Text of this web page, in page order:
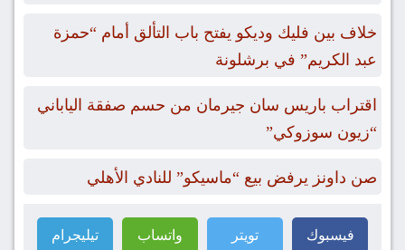
خلاف بين فليك وديكو يفتح باب التألق أمام “حمزة
عبد الكريم” في برشلونة
اقتراب باريس سان جيرمان من حسم صفقة الياباني
“زيون سوزوكي”
صن داونز يرفض بيع “ماسيكو” للنادي الأهلي
فيسبوك تويتر واتساب تيليجرام